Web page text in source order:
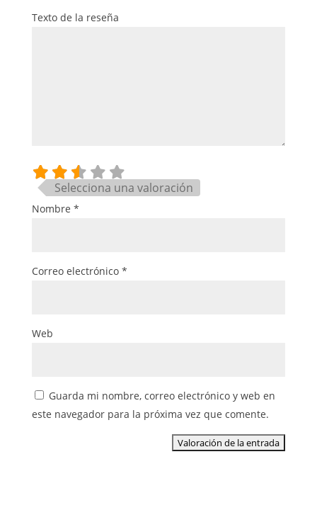
Texto de la reseña
Selecciona una valoración
Nombre *
Correo electrónico *
Web
Guarda mi nombre, correo electrónico y web en
este navegador para la próxima vez que comente.